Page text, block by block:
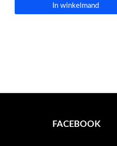
In winkelmand
FACEBOOK